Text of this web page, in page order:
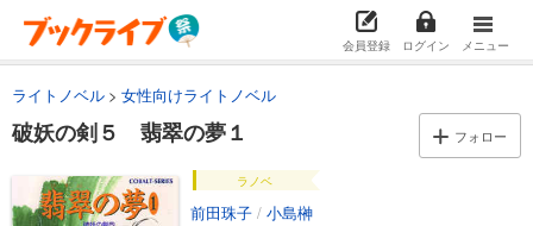
会員登録 ログイン メニュー
ライトノベル 女性向けライトノベル
破妖の剣５ 翡翠の夢１ フォロー
ラノベ
前田珠子 / 小島榊